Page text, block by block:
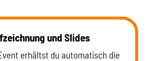
und Slides
erhältst du automatisch die